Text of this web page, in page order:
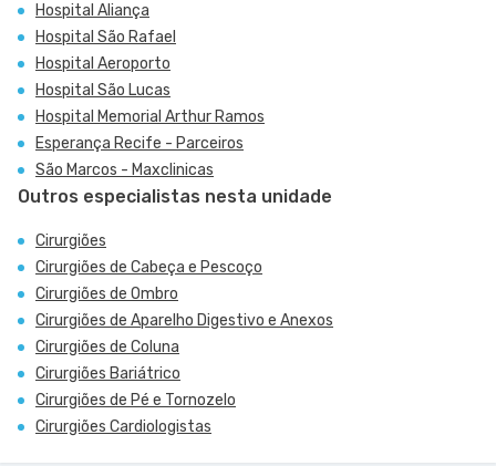
Hospital Aliança
Hospital São Rafael
Hospital Aeroporto
Hospital São Lucas
Hospital Memorial Arthur Ramos
Esperança Recife - Parceiros
São Marcos - Maxclinicas
Outros especialistas nesta unidade
Cirurgiões
Cirurgiões de Cabeça e Pescoço
Cirurgiões de Ombro
Cirurgiões de Aparelho Digestivo e Anexos
Cirurgiões de Coluna
Cirurgiões Bariátrico
Cirurgiões de Pé e Tornozelo
Cirurgiões Cardiologistas